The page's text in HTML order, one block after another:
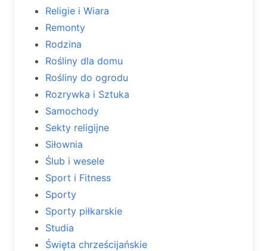
Religie i Wiara
Remonty
Rodzina
Rośliny dla domu
Rośliny do ogrodu
Rozrywka i Sztuka
Samochody
Sekty religijne
Siłownia
Ślub i wesele
Sport i Fitness
Sporty
Sporty piłkarskie
Studia
Święta chrześcijańskie